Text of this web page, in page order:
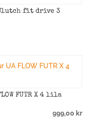
Clutch fit drive 3
FUTR X 4 lila
999,00 kr